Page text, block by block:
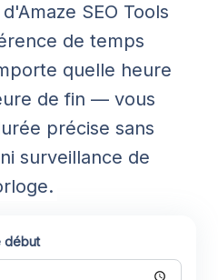
SEO Tools
de temps
quelle heure
de fin — vous
précise sans
surveillance de
début